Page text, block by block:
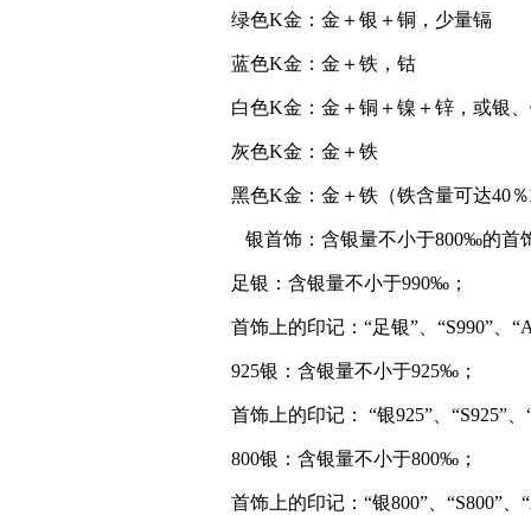
绿色K金：金＋银＋铜，少量镉
蓝色K金：金＋铁，钴
白色K金：金＋铜＋镍＋锌，或银
灰色K金：金＋铁
黑色K金：金＋铁（铁含量可达40
银首饰：含银量不小于800‰的首
足银：含银量不小于990‰；
首饰上的印记：“足银”、“S990”、
925银：含银量不小于925‰；
首饰上的印记： “银925”、“S925”、
800银：含银量不小于800‰；
首饰上的印记：“银800”、“S800”、